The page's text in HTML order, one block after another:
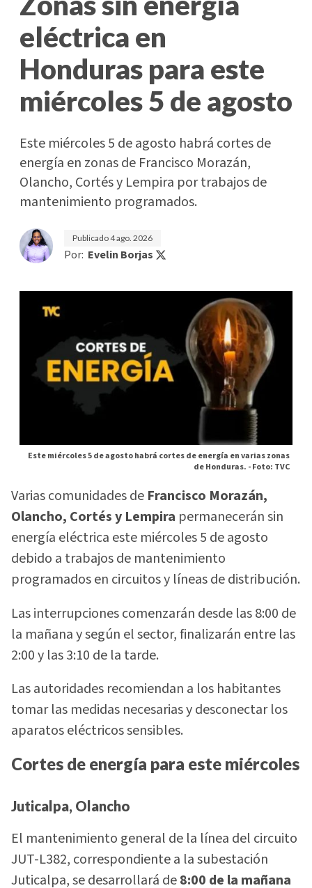
eléctrica en
Honduras para este
miércoles 5 de agosto
Este miércoles 5 de agosto habrá cortes de
energía en zonas de Francisco Morazán,
Olancho, Cortés y Lempira por trabajos de
mantenimiento programados.
Publicado4 ago. 2026
Por: Evelin Borjas
Este miércoles 5 de agosto habrá cortes de energía en varias zonas
de Honduras. -Foto: TVC
Varias comunidades de Francisco Morazán,
Olancho, Cortés y Lempira permanecerán sin
energía eléctrica este miércoles 5 de agosto
debido a trabajos de mantenimiento
programados en circuitos y líneas de distribución.
Las interrupciones comenzarán desde las 8:00 de
la mañana y según el sector, finalizarán entre las
2:00 y las 3:10 de la tarde.
Las autoridades recomiendan a los habitantes
tomar las medidas necesarias y desconectar los
aparatos eléctricos sensibles.
Cortes de energía para este miércoles
Juticalpa, Olancho
El mantenimiento general de la línea del circuito
JUT-L382, correspondiente a la subestación
Juticalpa, se desarrollará de8:00 de la mañana